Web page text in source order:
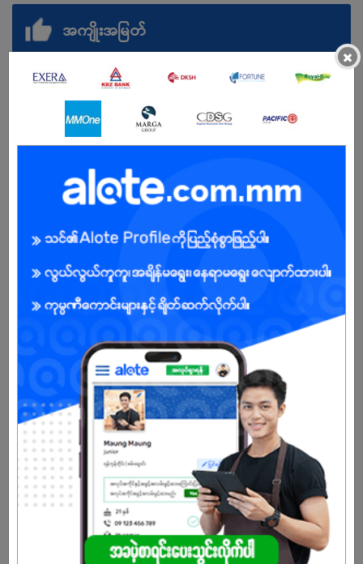
အကျိုးအမြတ်
အခွင့်အရေးရှိသူ : ကျား/မ
×